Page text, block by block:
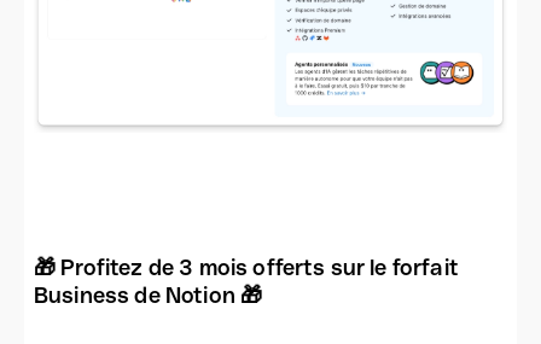
🎁 Profitez de 3 mois offerts sur le forfait
Business de Notion 🎁